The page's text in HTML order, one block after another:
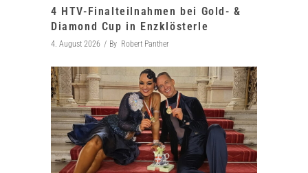
4 HTV-Finalteilnahmen bei Gold- &
Diamond Cup in Enzklösterle
4. August 2026 By Robert Panther